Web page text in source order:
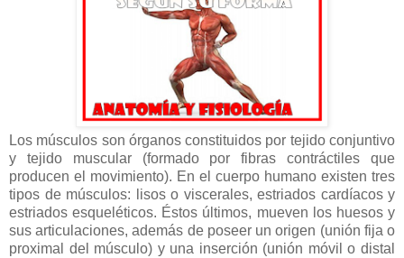
Los músculos son órganos constituidos por tejido conjuntivo
y tejido muscular (formado por fibras contráctiles que
producen el movimiento). En el cuerpo humano existen tres
tipos de músculos: lisos o viscerales, estriados cardíacos y
estriados esqueléticos. Éstos últimos, mueven los huesos y
sus articulaciones, además de poseer un origen (unión fija o
proximal del músculo) y una inserción (unión móvil o distal